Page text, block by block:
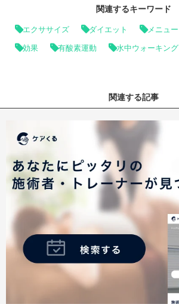
関連するキーワード
エクササイズ ダイエット メニュー
効果 有酸素運動 水中ウォーキング
関連する記事